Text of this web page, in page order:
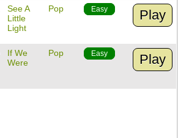
See A
Little
Light
Pop Easy Play
If We
Were
Pop Easy Play